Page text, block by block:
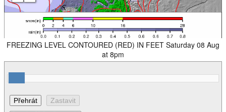
FREEZING LEVEL CONTOURED (RED) IN FEET Saturday 08 Aug
at 8pm